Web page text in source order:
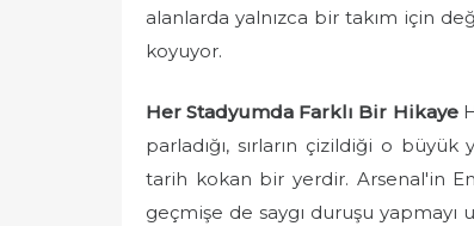
alanlarda yalnızca bir takım için
koyuyor.
Her Stadyumda Farklı Bir Hikaye
parladığı, sırların çizildiği o
tarih kokan bir yerdir. Arsenal'in
geçmişe de saygı duruşu